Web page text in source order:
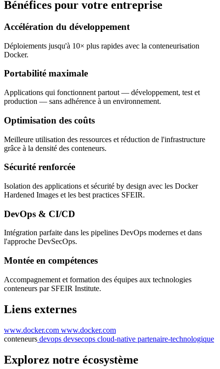
Bénéfices pour votre entreprise
Accélération du développement
Déploiements jusqu'à 10× plus rapides avec la conteneurisation
Docker.
Portabilité maximale
Applications qui fonctionnent partout — développement, test et
production — sans adhérence à un environnement.
Optimisation des coûts
Meilleure utilisation des ressources et réduction de l'infrastructure
grâce à la densité des conteneurs.
Sécurité renforcée
Isolation des applications et sécurité by design avec les Docker
Hardened Images et les best practices SFEIR.
DevOps & CI/CD
Intégration parfaite dans les pipelines DevOps modernes et dans
l'approche DevSecOps.
Montée en compétences
Accompagnement et formation des équipes aux technologies
conteneurs par SFEIR Institute.
Liens externes
www.docker.com www.docker.com
conteneurs devops devsecops cloud-native partenaire-technologique
Explorez notre écosystème